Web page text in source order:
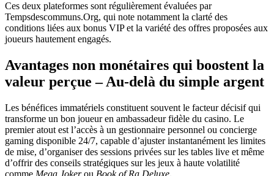
Ces deux plateformes sont régulièrement évaluées par
Tempsdescommuns.Org, qui note notamment la clarté des
conditions liées aux bonus VIP et la variété des offres proposées aux
joueurs hautement engagés.
Avantages non monétaires qui boostent la
valeur perçue – Au‑delà du simple argent
Les bénéfices immatériels constituent souvent le facteur décisif qui
transforme un bon joueur en ambassadeur fidèle du casino. Le
premier atout est l’accès à un gestionnaire personnel ou concierge
gaming disponible 24/7, capable d’ajuster instantanément les limites
de mise, d’organiser des sessions privées sur les tables live et même
d’offrir des conseils stratégiques sur les jeux à haute volatilité
comme Mega Jokerou Book of Ra Deluxe.